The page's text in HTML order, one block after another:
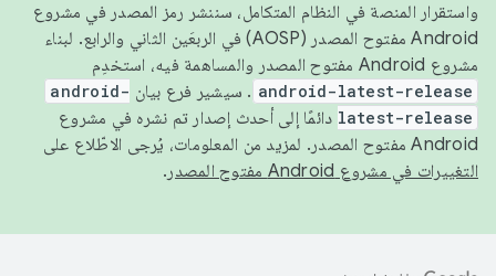
واستقرار المنصة في النظام المتكامل، سننشر رمز المصدر في مشروع
Android مفتوح المصدر (AOSP) في الربعَين الثاني والرابع. لبناء
مشروع Android مفتوح المصدر والمساهمة فيه، استخدِم
android-latest-release . سيشير فرع بيان android-
latest-release دائمًا إلى أحدث إصدار تم نشره في مشروع
Android مفتوح المصدر. لمزيد من المعلومات، يُرجى الاطّلاع على
التغييرات في مشروع Android مفتوح المصدر
.